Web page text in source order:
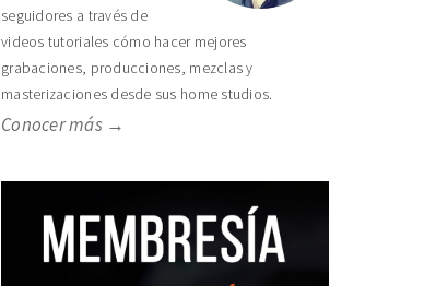
seguidores a través de
videos tutoriales cómo hacer mejores
grabaciones, producciones, mezclas y
masterizaciones desde sus home studios.
Conocer más →